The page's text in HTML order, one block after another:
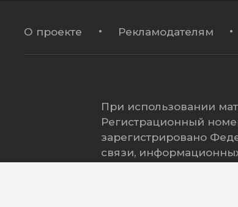
О проекте Рекламодателям
При использовании
Регистрационный
зарегистрировано
связи,